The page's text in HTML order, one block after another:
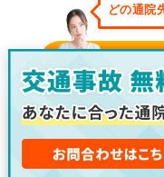
どの通院
そん
SUN整骨院
伊勢崎駅から3分の距